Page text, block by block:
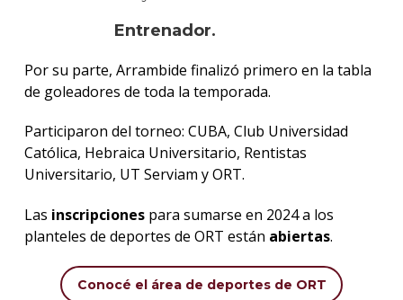
Entrenador.
Por su parte, Arrambide finalizó primero en la tabla
de goleadores de toda la temporada.
Participaron del torneo: CUBA, Club Universidad
Católica, Hebraica Universitario, Rentistas
Universitario, UT Serviam y ORT.
Las inscripcionespara sumarse en 2024 a los
planteles de deportes de ORT están abiertas.
Conocé el área de deportes de ORT